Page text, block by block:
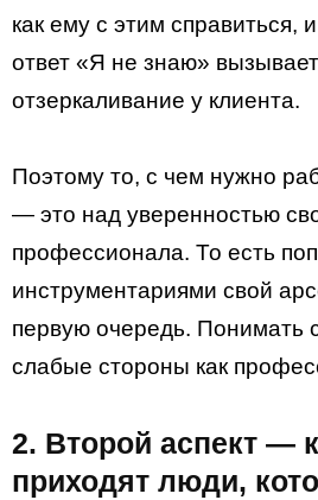
как ему с этим справиться,
ответ «Я не знаю»
отзеркаливание у клиента.
Поэтому то, с чем нужно
— это над уверенностью
профессионала. То есть
инструментариями свой
первую очередь. Понимать
слабые стороны как
2. Второй аспект —
приходят люди,